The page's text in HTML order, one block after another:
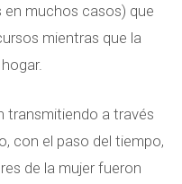
en muchos casos) que
mientras que la
transmitiendo a través
con el paso del tiempo,
de la mujer fueron